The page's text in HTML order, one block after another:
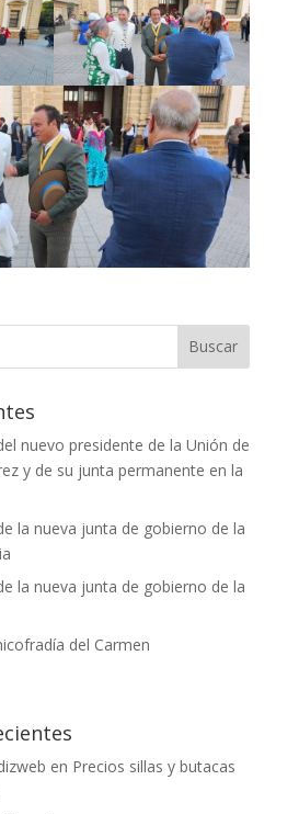
nuevo presidente de la Unión de
y de su junta permanente en la
la nueva junta de gobierno de la
la nueva junta de gobierno de la
del Carmen
en Precios sillas y butacas